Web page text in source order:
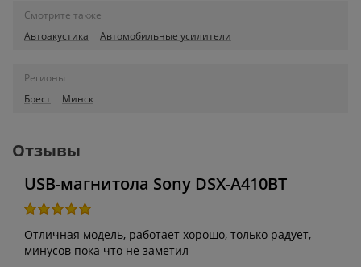
Смотрите также
Автоакустика
Автомобильные усилители
Регионы
Брест
Минск
Отзывы
USB-магнитола Sony DSX-A410BT
Отличная модель, работает хорошо, только радует,
минусов пока что не заметил